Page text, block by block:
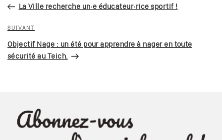
La Ville recherche un·e éducateur·rice sportif !
SUIVANT
Objectif Nage : un été pour apprendre à nager en toute
sécurité au Teich.